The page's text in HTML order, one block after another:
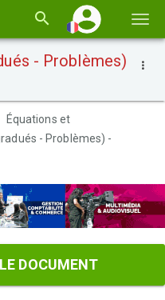
la
- Problèmes)
Équations et
- Problèmes) -
DOCUMENT